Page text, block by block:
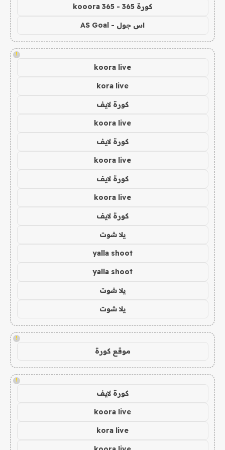
كورة 365 - kooora 365
اس جول - AS Goal
!
koora live
kora live
كورة لايف
koora live
كورة لايف
koora live
كورة لايف
koora live
كورة لايف
يلا شوت
yalla shoot
yalla shoot
يلا شوت
يلا شوت
!
موقع كورة
!
كورة لايف
koora live
kora live